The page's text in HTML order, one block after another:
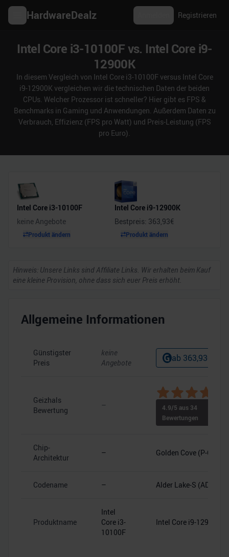
HardwareDealz Registrieren
Intel Core i3-10100F vs. Intel Core i9-
12900K
In diesem Vergleich von Intel Core i3-10100F versus Intel Core
i9-12900K vergleichen wir die technischen Daten der beiden
CPUs. Welcher Prozessor ist schneller? Hier gibt es FPS &
Benchmarks in Gaming und Anwendungen. Außerdem Daten zu
Verbrauch, Effizienz (FPS pro Watt) und Preis-Leistung (FPS
pro Euro).
Intel Core i3-10100F
keine Angebote
Produkt ändern
Intel Core i9-12900K
Bestpreis: 363,93€
Produkt ändern
Hinweis: Unsere Links sind Affiliate Links. Wir erhalten beim Kauf
eine kleine Provision, ohne dass sich euer Preis erhöht.
Allgemeine Informationen
Günstigster
Preis
keine
Angebote
ab 363,93€
Geizhals
Bewertung
– 4.9/5 aus 34
Bewertungen
Chip-
Architektur
– Golden Cove (P-Core)
Codename – Alder Lake-S (ADL-S)
Produktname
Intel
Core i3-
10100F
Intel Core i9-12900K